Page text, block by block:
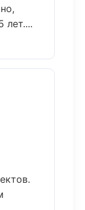
лет....